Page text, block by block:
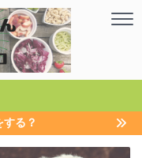
る？